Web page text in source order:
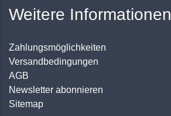
Weitere Informationen
Zahlungsmöglichkeiten
Versandbedingungen
AGB
Newsletter abonnieren
Sitemap